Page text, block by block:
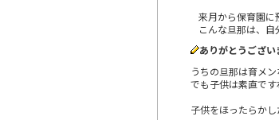
来月から保育園
こんな旦那は、
ありがとうござい
うちの旦那は育メ
でも子供は素直です
子供をほったらか